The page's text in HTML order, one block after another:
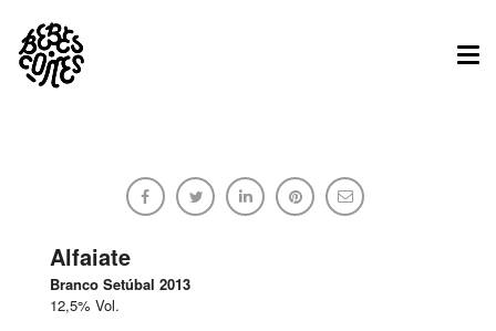
Feito Por Medida
Bebes.Comes
Alfaiate
Branco Setúbal 2013
12,5% Vol.